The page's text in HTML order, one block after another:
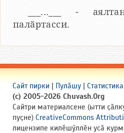
___...___ -
палӑртасси.
Сайт пирки | Пулӑшу | Статистика
(c) 2005-2026 Chuvash.Org
Сайтри материалсене (ытти
пуҫне) CreativeCommons
лицензипе килӗшӳллӗн усӑ